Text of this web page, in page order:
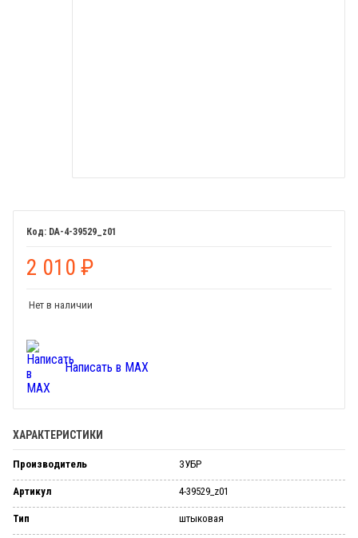
DA-4-39529_z01
2 010 ₽
Нет в наличии
Написать в MAX
ХАРАКТЕРИСТИКИ
Производитель ЗУБР
Артикул 4-39529_z01
Тип штыковая